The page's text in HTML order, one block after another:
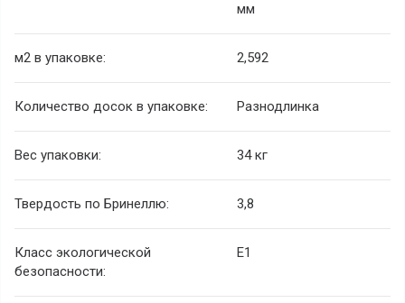
мм
м2 в упаковке: 2,592
Количество досок в упаковке: Разнодлинка
Вес упаковки: 34 кг
Твердость по Бринеллю: 3,8
Класс экологической
безопасности:
E1